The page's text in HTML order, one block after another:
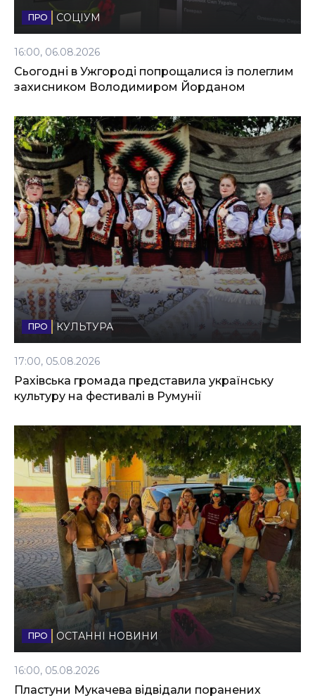
Втрачений Ужгород
Втрачений Ужгород (відеоверсія)
ЗАКАРПАТСЬКІ НОВИНИ
НОВИНИ ЗАХІДНОЇ УКРАЇНИ
ФОТО
ВІДЕО
СОЦІУМ
16:00, 06.08.2026
Сьогодні в Ужгороді попрощалися із полеглим
захисником Володимиром Йорданом
КУЛЬТУРА
17:00, 05.08.2026
Рахівська громада представила українську
культуру на фестивалі в Румунії
ОСТАННІ НОВИНИ
16:00, 05.08.2026
Пластуни Мукачева відвідали поранених